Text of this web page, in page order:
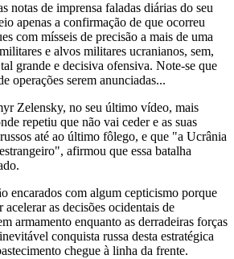
notas de imprensa faladas diárias do seu
apenas a confirmação de que ocorreu
com mísseis de precisão a mais de uma
e alvos militares ucranianos, sem,
grande e decisiva ofensiva. Note-se que
operações serem anunciadas...
Zelensky, no seu último vídeo, mais
repetiu que não vai ceder e as suas
até ao último fôlego, e que "a Ucrânia
afirmou que essa batalha
encarados com algum cepticismo porque
acelerar as decisões ocidentais de
armamento enquanto as derradeiras forças
conquista russa desta estratégica
chegue à linha da frente.